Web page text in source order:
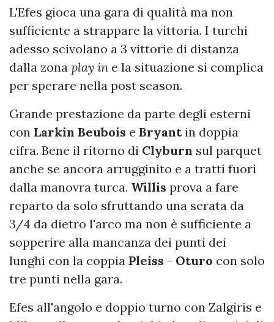
L'Efes gioca una gara di qualità ma non
sufficiente a strappare la vittoria. I turchi
adesso scivolano a 3 vittorie di distanza
dalla zona play in e la situazione si complica
per sperare nella post season.
Grande prestazione da parte degli esterni
con Larkin Beubois e Bryantin doppia
cifra. Bene il ritorno di Clyburn sul parquet
anche se ancora arrugginito e a tratti fuori
dalla manovra turca. Willis prova a fare
reparto da solo sfruttando una serata da
3/4 da dietro l'arco ma non è sufficiente a
sopperire alla mancanza dei punti dei
lunghi con la coppia Pleiss - Oturo con solo
tre punti nella gara.
Efes all'angolo e doppio turno con Zalgiris e